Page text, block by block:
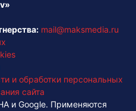
mail@maksmedia.ru
и обработки персональных
сайта
и Google. Применяются